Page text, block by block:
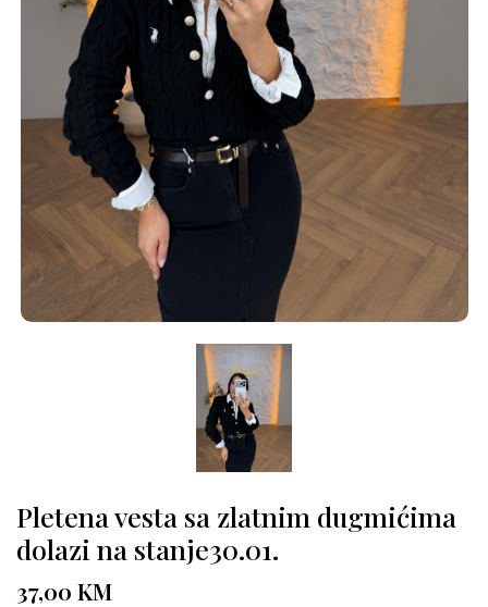
Pletena vesta sa zlatnim dugmićima
dolazi na stanje30.01.
37,00 KM